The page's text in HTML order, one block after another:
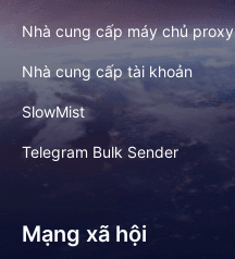
Nhà cung cấp máy chủ proxy
Nhà cung cấp tài khoản
SlowMist
Telegram Bulk Sender
Mạng xã hội